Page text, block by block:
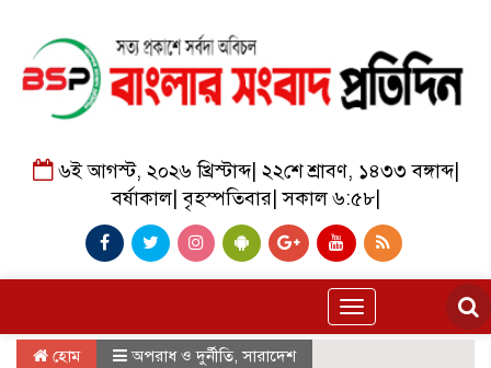
৬ই আগস্ট, ২০২৬ খ্রিস্টাব্দ| ২২শে শ্রাবণ, ১৪৩৩ বঙ্গাব্দ|
বর্ষাকাল|বৃহস্পতিবার|সকাল ৬:৫৮|
Toggle
navigation
হোম অপরাধ ও দুর্নীতি,সারাদেশ